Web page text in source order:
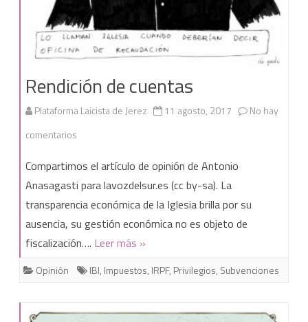
inmuebles
exentos
de
IBI
Rendición de cuentas
Plataforma Laicista de Jerez 11 agosto, 2017
No hay
comentarios
de
cuentas
Compartimos el artículo de opinión de Antonio
Anasagasti para lavozdelsur.es (cc by-sa). La
transparencia económica de la Iglesia brilla por su
ausencia, su gestión económica no es objeto de
fiscalización…. Leer más »
Opinión IBI, Impuestos, IRPF, Privilegios, Subvenciones